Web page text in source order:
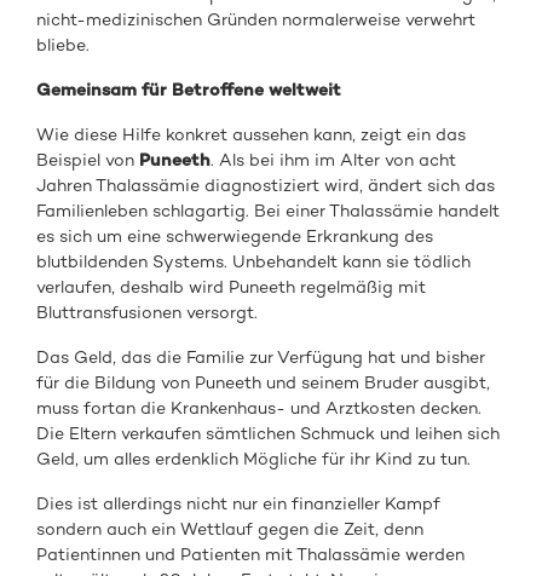
nicht-medizinischen Gründen normalerweise verwehrt
bliebe.
Gemeinsam für Betroffene weltweit
Wie diese Hilfe konkret aussehen kann, zeigt ein das
Beispiel von Puneeth. Als bei ihm im Alter von acht
Jahren Thalassämie diagnostiziert wird, ändert sich das
Familienleben schlagartig. Bei einer Thalassämie handelt
es sich um eine schwerwiegende Erkrankung des
blutbildenden Systems. Unbehandelt kann sie tödlich
verlaufen, deshalb wird Puneeth regelmäßig mit
Bluttransfusionen versorgt.
Das Geld, das die Familie zur Verfügung hat und bisher
für die Bildung von Puneeth und seinem Bruder ausgibt,
muss fortan die Krankenhaus- und Arztkosten decken.
Die Eltern verkaufen sämtlichen Schmuck und leihen sich
Geld, um alles erdenklich Mögliche für ihr Kind zu tun.
Dies ist allerdings nicht nur ein finanzieller Kampf
sondern auch ein Wettlauf gegen die Zeit, denn
Patientinnen und Patienten mit Thalassämie werden